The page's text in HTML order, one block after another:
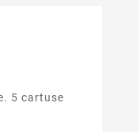
5 cartuse